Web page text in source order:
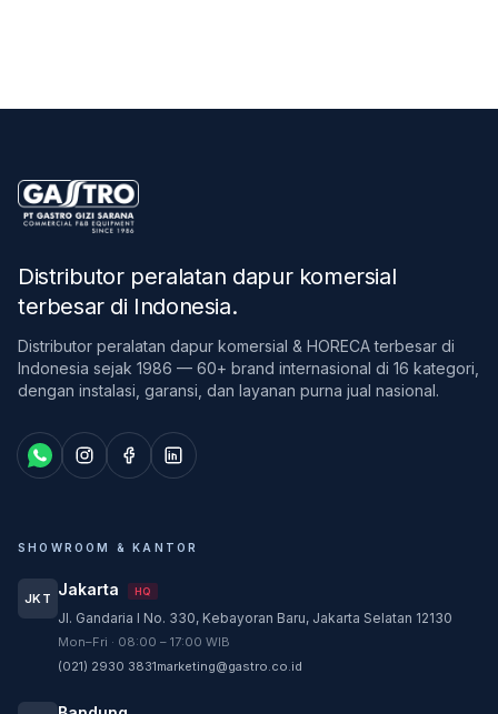
Distributor peralatan dapur komersial
terbesar di Indonesia.
Distributor peralatan dapur komersial & HORECA terbesar di
Indonesia sejak 1986 — 60+ brand internasional di 16 kategori,
dengan instalasi, garansi, dan layanan purna jual nasional.
SHOWROOM & KANTOR
JKT Jakarta HQ
Jl. Gandaria I No. 330, Kebayoran Baru, Jakarta Selatan 12130
Mon–Fri · 08:00 – 17:00 WIB
(021) 2930 3831marketing@gastro.co.id
Customer Service
sesuai kebutuhan Anda.